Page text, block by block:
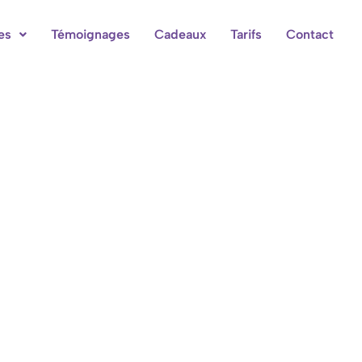
Témoignages Cadeaux Tarifs Contact